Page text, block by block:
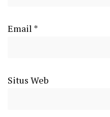
Email *
Situs Web